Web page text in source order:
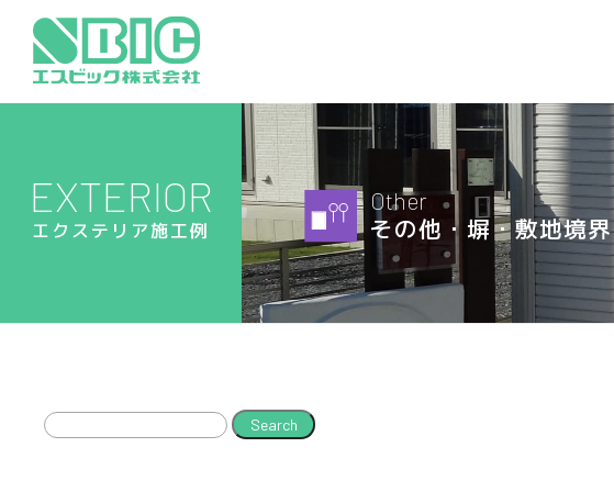
EXTERIOR
エクステリア施工例
Other
その他・塀・敷地境界